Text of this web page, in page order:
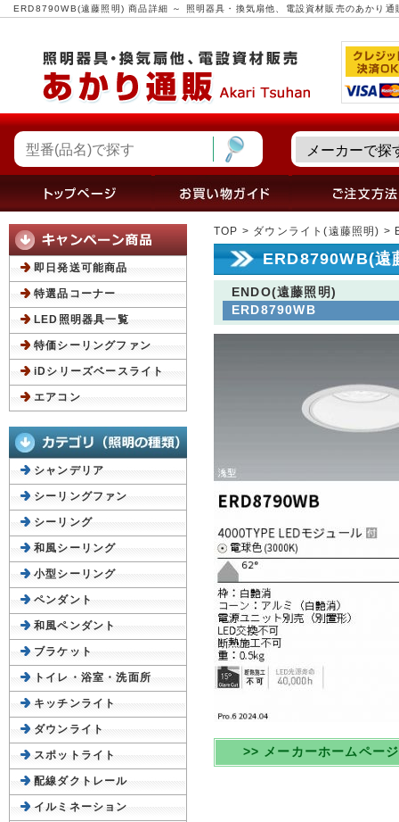
ERD8790WB(遠藤照明) 商品詳細 ～ 照明器具・換気扇他、電設資材販売のあかり通
TOP > ダウンライト(遠藤照明) >
ERD8790WB(遠
ENDO(遠藤照明)
ERD8790WB
>> メーカーホームペー
即日発送可能商品
特選品コーナー
LED照明器具一覧
特価シーリングファン
iDシリーズベースライト
エアコン
シャンデリア
シーリングファン
シーリング
和風シーリング
小型シーリング
ペンダント
和風ペンダント
ブラケット
トイレ・浴室・洗面所
キッチンライト
ダウンライト
スポットライト
配線ダクトレール
イルミネーション